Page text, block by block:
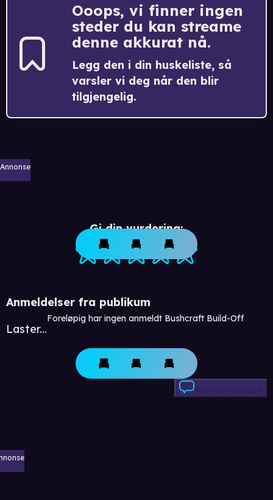
Ooops, vi finner ingen
steder du kan streame
denne akkurat nå.
Legg den i din huskeliste, så
varsler vi deg når den blir
tilgjengelig.
Annonse
Gi din vurdering:
Anmeldelser fra publikum
Laster...
Foreløpig har ingen anmeldt Bushcraft Build-Off
Skriv anmeldelse